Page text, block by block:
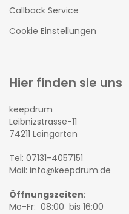
Callback Service
Cookie Einstellungen
Hier finden sie uns
keepdrum
Leibnizstrasse-11
74211 Leingarten
Tel: 07131-4057151
Mail: info@keepdrum.de
Öffnungszeiten:
Mo-Fr: 08:00 bis 16:00